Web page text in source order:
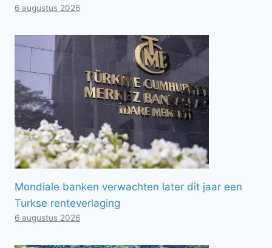
6 augustus 2026
Mondiale banken verwachten later dit jaar een
Turkse renteverlaging
6 augustus 2026